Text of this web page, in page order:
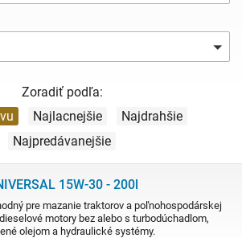
Zoradiť podľa:
Najlacnejšie
Najdrahšie
Najpredávanejšie
15W-30 - 200l
pre mazanie traktorov a poľnohospodárskej
motory bez alebo s turbodúchadlom,
olejom a hydraulické systémy.